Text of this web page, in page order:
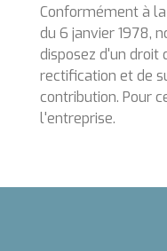
Conformément à
du 6 janvier 1978,
disposez d'un droit
rectification et de
contribution. Pour
l'entreprise.